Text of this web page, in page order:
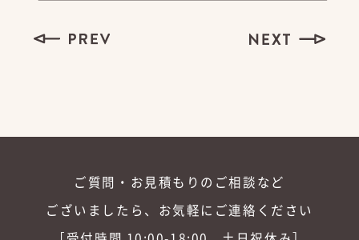
ご質問・お見積もりのご相談など
ございましたら、お気軽にご連絡ください